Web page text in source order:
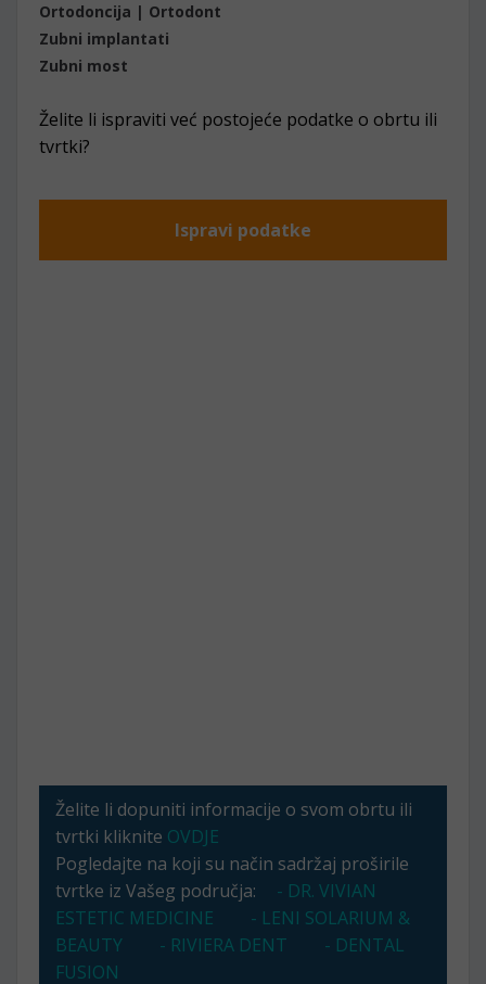
Ortodoncija | Ortodont
Zubni implantati
Zubni most
Želite li ispraviti već postojeće podatke o obrtu ili
tvrtki?
Ispravi podatke
Želite li dopuniti informacije o svom obrtu ili
tvrtki kliknite OVDJE
Pogledajte na koji su način sadržaj proširile
tvrtke iz Vašeg područja:
- DR. VIVIAN
ESTETIC MEDICINE
- LENI SOLARIUM &
BEAUTY
- RIVIERA DENT
- DENTAL
FUSION